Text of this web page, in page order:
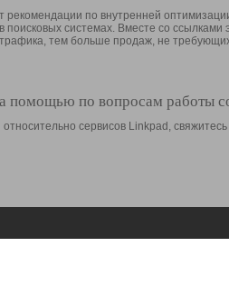
по внутренней
поисковых системах. Вместе со
тем больше продаж, не
помощью по вопросам работы
относительно сервисов Linkpad,